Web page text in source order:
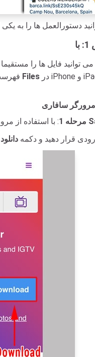
می توانید فایل ها را
Files
مرحله 1
قرار دهید و دکمه دانلود